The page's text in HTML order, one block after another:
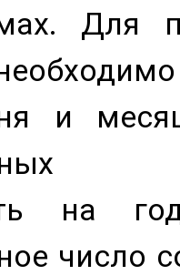
Для
и
на
число